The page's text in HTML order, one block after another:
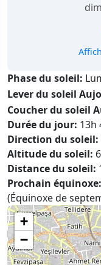
Phase du soleil:
Lever du soleil
Coucher du soleil
Durée du jour: 13h
Direction du soleil:
Altitude du soleil:
Distance du soleil:
Prochain équinoxe:
(Équinoxe de
+
−